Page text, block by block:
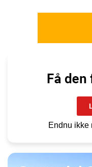
Endnu ikke